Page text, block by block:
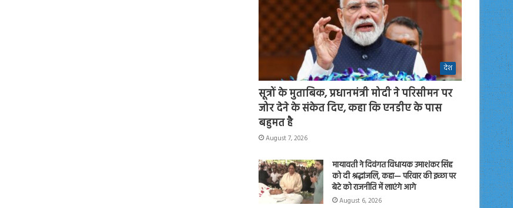
देश
सूत्रों के मुताबिक, प्रधानमंत्री मोदी ने परिसीमन पर
जोर देने के संकेत दिए, कहा कि एनडीए के पास
बहुमत है
August 7, 2026
मायावती ने दिवंगत विधायक उमाशंकर सिंह
को दी श्रद्धांजलि, कहा— परिवार की इच्छा पर
बेटे को राजनीति में लाएंगे आगे
August 6, 2026